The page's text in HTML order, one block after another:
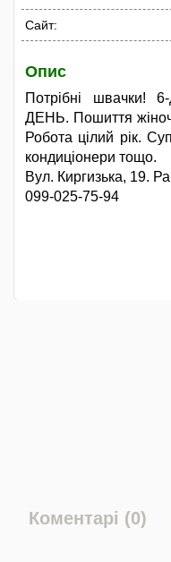
Сайт:
Опис
Потрібні
ДЕНЬ. Пошиття
Робота цілий рік.
кондиціонери тощо.
Вул. Киргизька, 19.
099-025-75-94
Коментарі (0)